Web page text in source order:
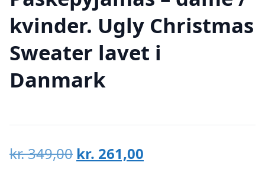
kvinder. Ugly Christmas
Sweater lavet i
Danmark
kr.349,00 Den
kr. 261,00